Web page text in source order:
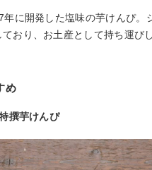
に開発した塩味の芋けんぴ。
おり、お土産として持ち運び
め
撰芋けんぴ